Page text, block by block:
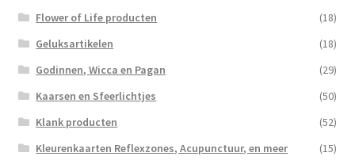
Flower of Life producten
(18)
Geluksartikelen
(18)
Godinnen, Wicca en Pagan
(29)
Kaarsen en Sfeerlichtjes
(50)
Klank producten
(52)
Kleurenkaarten Reflexzones, Acupunctuur, en meer
(15)